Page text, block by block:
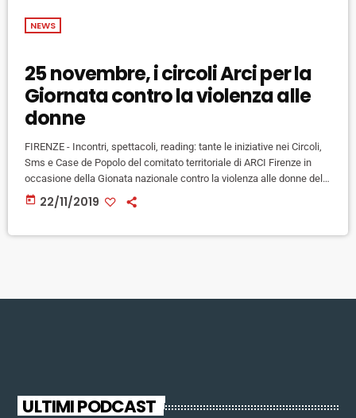
NEWS
25 novembre, i circoli Arci per la
Giornata contro la violenza alle
donne
FIRENZE - Incontri, spettacoli, reading: tante le iniziative nei Circoli,
Sms e Case de Popolo del comitato territoriale di ARCI Firenze in
occasione della Gionata nazionale contro la violenza alle donne del
25 novembre. In mattinata, la vicepresidente dell'Arci Marzia Frediani
sarà dalle 9.00 all' IIS "Da Vinci" di via del Terzolle per parlare di
today 22/11/2019
ULTIMI PODCAST